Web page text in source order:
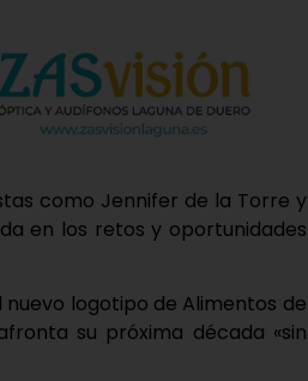
como Jennifer de la Torre y
en los retos y oportunidades
logotipo de Alimentos de
su próxima década «sin